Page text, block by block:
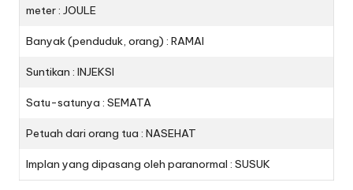
meter : JOULE
Banyak (penduduk, orang) : RAMAI
Suntikan : INJEKSI
Satu-satunya : SEMATA
Petuah dari orang tua : NASEHAT
Implan yang dipasang oleh paranormal : SUSUK